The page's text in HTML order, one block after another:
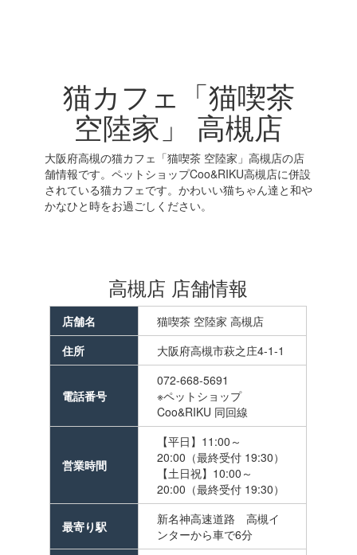
猫カフェ「猫喫茶
空陸家」 高槻店
大阪府高槻の猫カフェ「猫喫茶 空陸家」高槻店の店
舗情報です。ペットショップCoo&RIKU高槻店に併設
されている猫カフェです。かわいい猫ちゃん達と和や
かなひと時をお過ごしください。
高槻店 店舗情報
店舗名
猫喫茶 空陸家 高槻店
住所
大阪府高槻市萩之庄4-1-1
電話番号
072-668-5691
※ペットショップ
Coo&RIKU 同回線
営業時間
【平日】11:00～
20:00（最終受付 19:30）
【土日祝】10:00～
20:00（最終受付 19:30）
最寄り駅
新名神高速道路 高槻イ
ンターから車で6分